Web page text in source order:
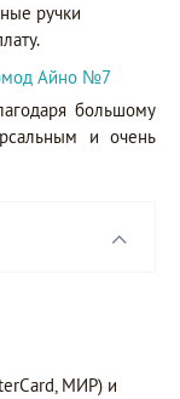
ручки
Айно №7
большому
и очень
МИР) и